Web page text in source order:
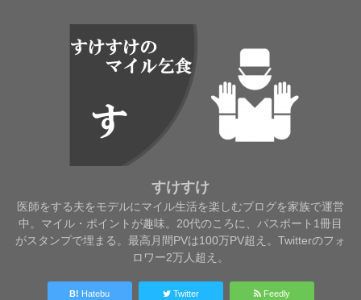
すけすけ
医師をする夫をモデルにマイル生活を楽しむブログを家族で運営
中。マイル・ポイントが趣味。20代のころに、パスポート1冊目
がスタンプで埋まる。最高月間PVは100万PV超え。Twitterのフォ
ロワー2万人超え。
B! Hatebu Twitter Feedly